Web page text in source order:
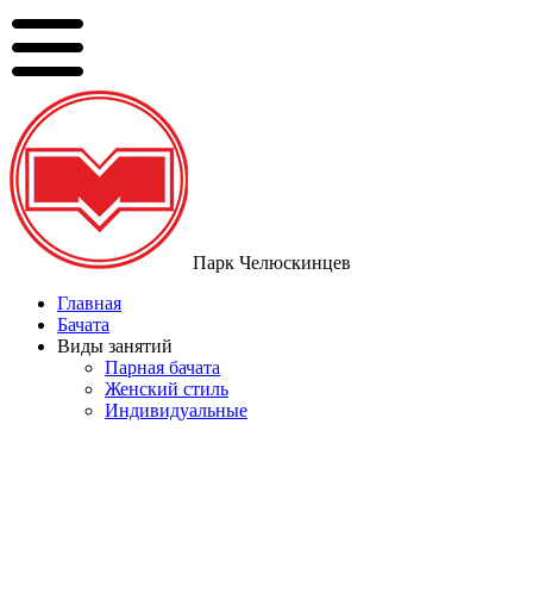
Парк Челюскинцев
Главная
Бачата
Виды занятий
Парная бачата
Женский стиль
Индивидуальные